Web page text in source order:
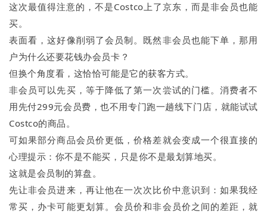
这次最值得注意的，不是Costco上了京东，而是非会员也能
买。
表面看，这好像削弱了会员制。既然非会员也能下单，那用
户为什么还要花钱办会员卡？
但换个角度看，这恰恰可能是它的获客方式。
非会员可以先买，等于降低了第一次尝试的门槛。消费者不
用先付299元会员费，也不用专门跑一趟线下门店，就能试试
Costco的商品。
可如果部分商品会员价更低，价格差就会变成一个很直接的
心理提示：你不是不能买，只是你不是最划算地买。
这就是会员制的算盘。
先让非会员进来，再让他在一次次比价中意识到：如果我经
常买，办卡可能更划算。会员价和非会员价之间的差距，就